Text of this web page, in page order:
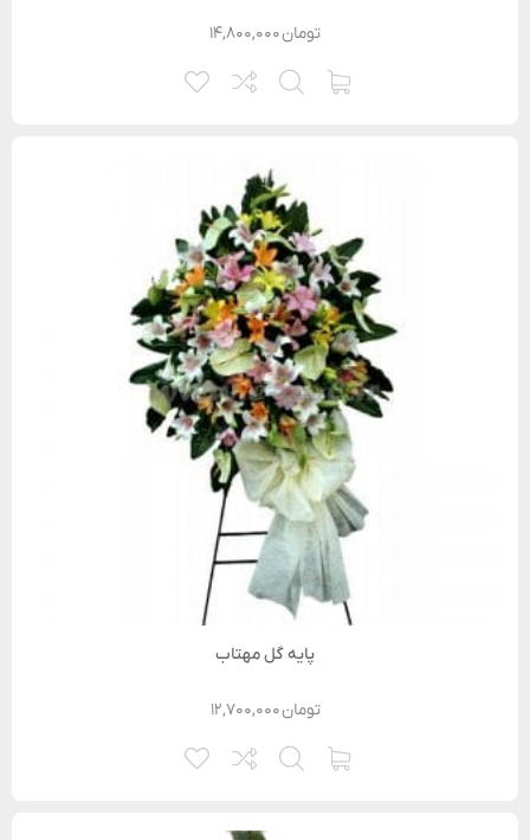
۱۴,۸۰۰,۰۰۰تومان
پایه گل مهتاب
۱۲,۷۰۰,۰۰۰تومان